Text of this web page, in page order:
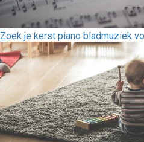
Zoek je kerst piano bladmuziek